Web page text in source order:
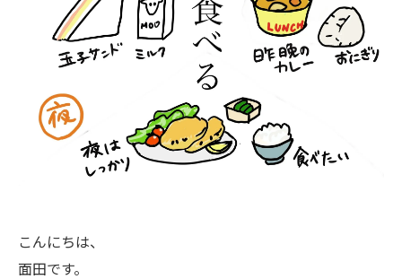
こんにちは、
面田です。